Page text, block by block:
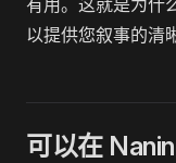
有用。这就是为什
以提供您叙事的清
可以在